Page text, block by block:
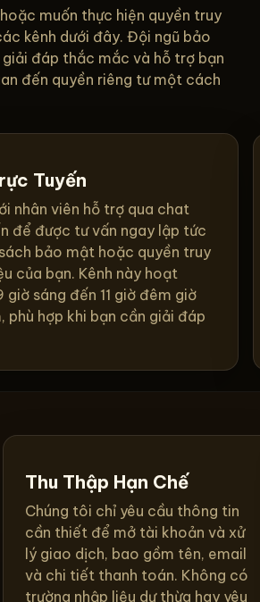
muốn thực hiện quyền truy
kênh dưới đây. Đội ngũ bảo
đáp thắc mắc và hỗ trợ bạn
đến quyền riêng tư một cách
Tuyến
nhân viên hỗ trợ qua chat
để được tư vấn ngay lập tức
bảo mật hoặc quyền truy
của bạn. Kênh này hoạt
giờ sáng đến 11 giờ đêm giờ
phù hợp khi bạn cần giải đáp
Thu Thập Hạn Chế
Chúng tôi chỉ yêu cầu thông tin
cần thiết để mở tài khoản và xử
lý giao dịch, bao gồm tên, email
và chi tiết thanh toán. Không có
trường nhập liệu dư thừa hay yêu